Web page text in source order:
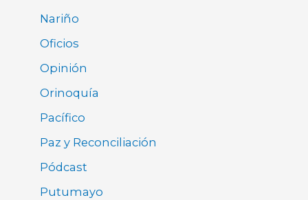
Nariño
Oficios
Opinión
Orinoquía
Pacífico
Paz y Reconciliación
Pódcast
Putumayo